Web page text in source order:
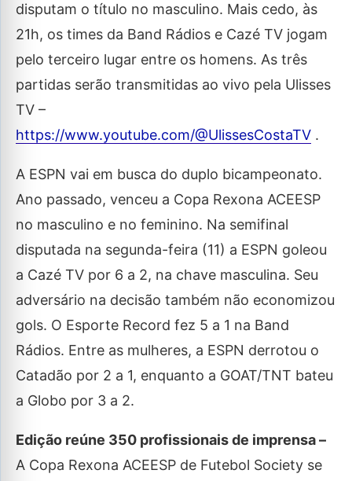
disputam o título no masculino. Mais cedo, às
21h, os times da Band Rádios e Cazé TV jogam
pelo terceiro lugar entre os homens. As três
partidas serão transmitidas ao vivo pela Ulisses
TV –
https://www.youtube.com/@UlissesCostaTV .
A ESPN vai em busca do duplo bicampeonato.
Ano passado, venceu a Copa Rexona ACEESP
no masculino e no feminino. Na semifinal
disputada na segunda-feira (11) a ESPN goleou
a Cazé TV por 6 a 2, na chave masculina. Seu
adversário na decisão também não economizou
gols. O Esporte Record fez 5 a 1 na Band
Rádios. Entre as mulheres, a ESPN derrotou o
Catadão por 2 a 1, enquanto a GOAT/TNT bateu
a Globo por 3 a 2.
Edição reúne 350 profissionais de imprensa –
A Copa Rexona ACEESP de Futebol Society se